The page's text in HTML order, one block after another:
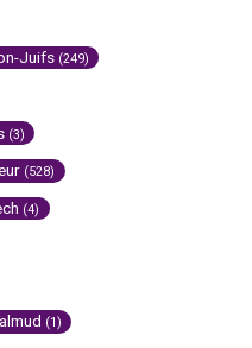
Juifs (249)
(3)
(528)
(4)
(1)